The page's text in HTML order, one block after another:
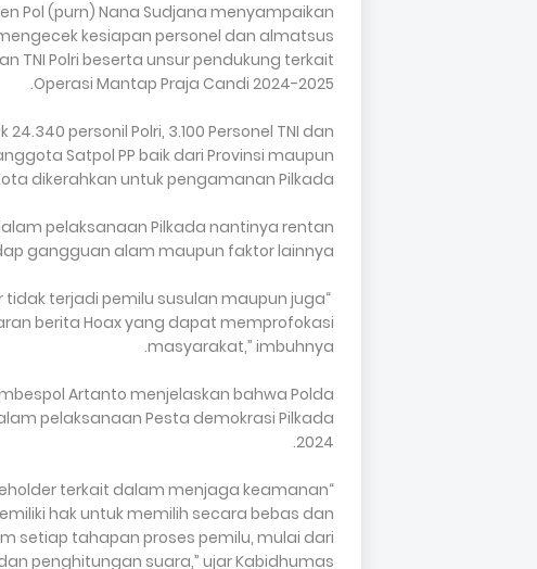
Pol (purn) Nana Sudjana menyampaikan
kesiapan personel dan almatsus
TNI Polri beserta unsur pendukung terkait
Operasi Mantap Praja Candi 2024-2025.
personil Polri, 3.100 Personel TNI dan
Satpol PP baik dari Provinsi maupun
dikerahkan untuk pengamanan Pilkada.
pelaksanaan Pilkada nantinya rentan
gangguan alam maupun faktor lainnya.
terjadi pemilu susulan maupun juga
berita Hoax yang dapat memprofokasi
masyarakat,” imbuhnya.
Artanto menjelaskan bahwa Polda
pelaksanaan Pesta demokrasi Pilkada
2024.
terkait dalam menjaga keamanan
hak untuk memilih secara bebas dan
setiap tahapan proses pemilu, mulai dari
penghitungan suara,” ujar Kabidhumas.